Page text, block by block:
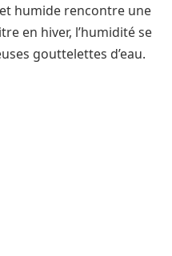
humide rencontre une
en hiver, l’humidité se
gouttelettes d’eau.